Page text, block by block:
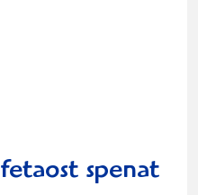
fetaost spenat